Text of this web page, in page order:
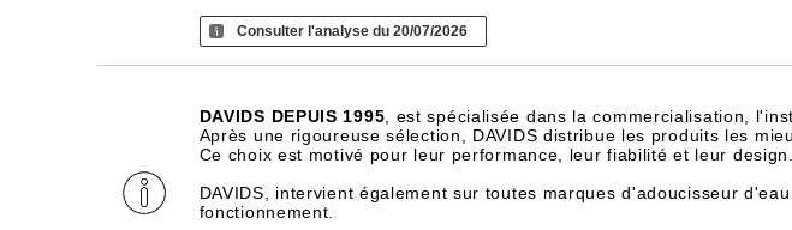
Consulter l'analyse du 20/07/2026
DAVIDS DEPUIS 1995 , est spécialisée dans la commercialisation,
Après une rigoureuse sélection, DAVIDS distribue les produits les
Ce choix est motivé pour leur performance, leur fiabilité et leur design.
DAVIDS, intervient également sur toutes marques d'adoucisseur
fonctionnement.